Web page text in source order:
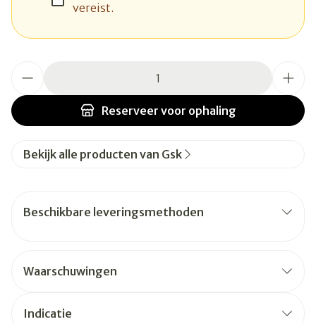
vereist.
Reserveer voor ophaling
Bekijk alle producten van Gsk
Beschikbare leveringsmethoden
Waarschuwingen
Indicatie